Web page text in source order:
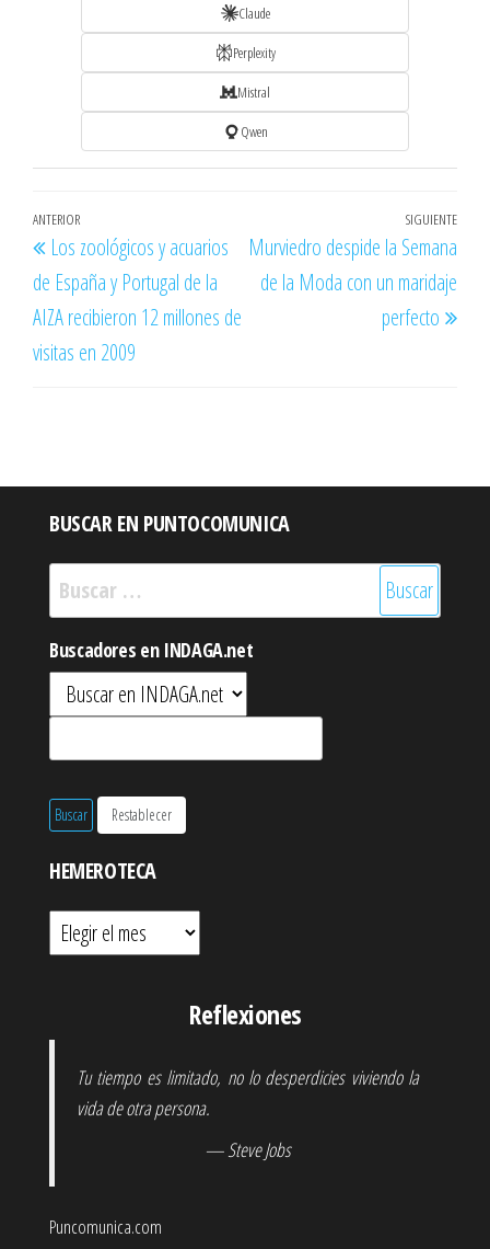
Claude
Perplexity
Mistral
Qwen
Navegación
de
entradas
Entrada
anterior
ANTERIOR
Los zoológicos y acuarios
de España y Portugal de la
AIZA recibieron 12 millones de
visitas en 2009
SIGUIENTE
Murviedro despide la Semana
de la Moda con un maridaje
perfecto
BUSCAR EN PUNTOCOMUNICA
Buscar:
Buscadores en INDAGA.net
HEMEROTECA
Hemeroteca
Reflexiones
Tu tiempo es limitado, no lo desperdicies viviendo la
vida de otra persona.
— Steve Jobs
Puncomunica.com